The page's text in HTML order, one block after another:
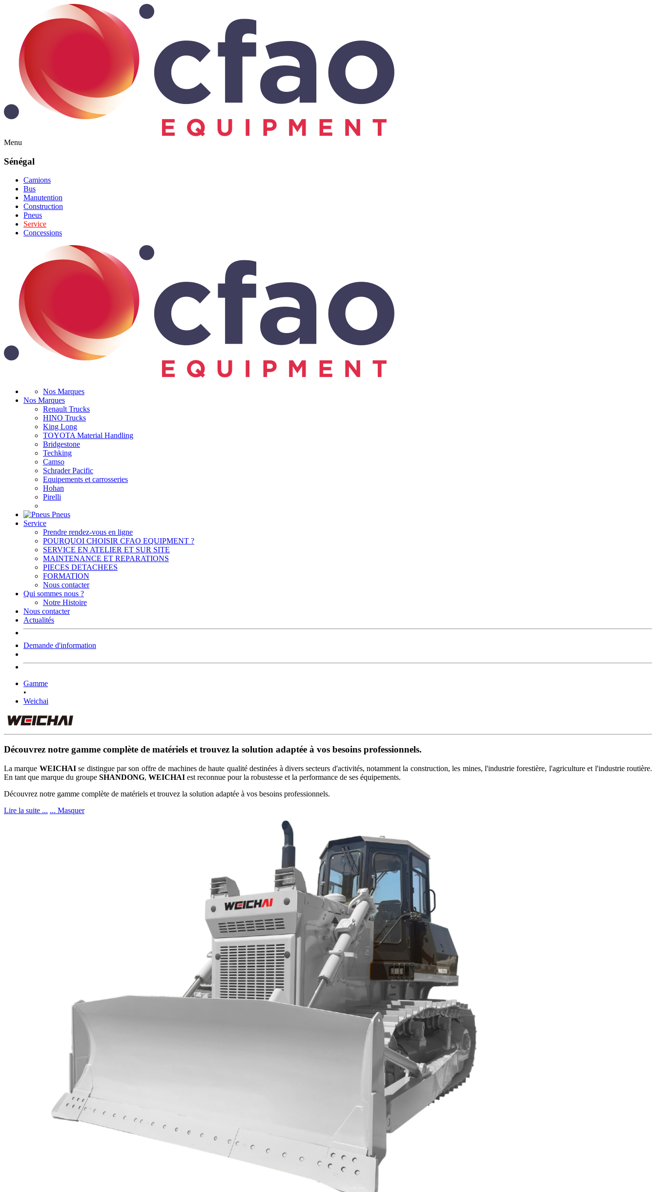
Menu
Sénégal
Camions
Bus
Manutention
Construction
Pneus
Service
Concessions
Nos Marques
Nos Marques
Renault Trucks
HINO Trucks
King Long
TOYOTA Material Handling
Bridgestone
Techking
Camso
Schrader Pacific
Equipements et carrosseries
Hohan
Pirelli
Pneus
Service
Prendre rendez-vous en ligne
POURQUOI CHOISIR CFAO EQUIPMENT ?
SERVICE EN ATELIER ET SUR SITE
MAINTENANCE ET REPARATIONS
PIECES DETACHEES
FORMATION
Nous contacter
Qui sommes nous ?
Notre Histoire
Nous contacter
Actualités
Demande d'information
Gamme
•
Weichai
Découvrez notre gamme complète de matériels et trouvez la solution adaptée à vos besoins professionnels.
La marque WEICHAIse distingue par son offre de machines de haute qualité destinées à divers secteurs d'activités, notamment la construction, les mines, l'industrie forestière, l'agriculture et l'industrie routière.
En tant que marque du groupe SHANDONG, WEICHAI est reconnue pour la robustesse et la performance de ses équipements.
Découvrez notre gamme complète de matériels et trouvez la solution adaptée à vos besoins professionnels.
Lire la suite ... ... Masquer